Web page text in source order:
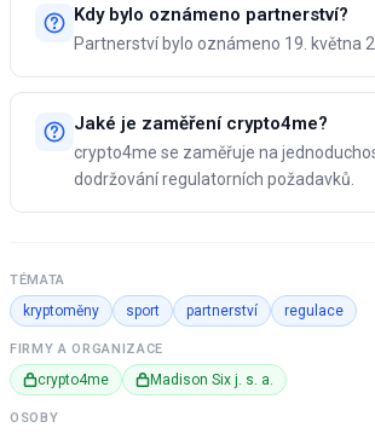
Kdy bylo oznámeno partnerství?
Partnerství bylo oznámeno 19. května
Jaké je zaměření crypto4me?
crypto4me se zaměřuje na
dodržování regulatorních požadavků.
TÉMATA
kryptoměny sport partnerství regulace
FIRMY A ORGANIZACE
crypto4me Madison Six j. s. a.
OSOBY